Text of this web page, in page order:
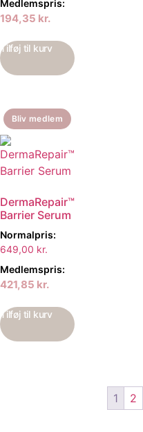
Medlemspris:
194,35 kr.
Tilføj til kurv
Bliv medlem
DermaRepair™
Barrier Serum
Normalpris:
649,00 kr.
Medlemspris:
421,85 kr.
Tilføj til kurv
1 2